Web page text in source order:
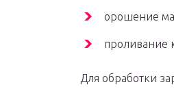
орошение
проливание
Для обработки